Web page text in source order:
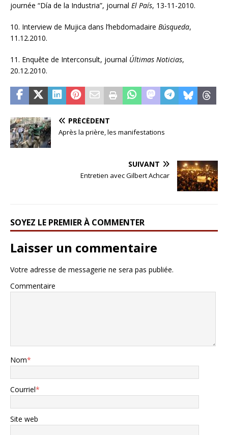
journée “Día de la Industria”, journal El País, 13-11-2010.
10. Interview de Mujica dans l’hebdomadaire Búsqueda,
11.12.2010.
11. Enquête de Interconsult, journal Últimas Noticias,
20.12.2010.
PRÉCÉDENT
Après la prière, les manifestations
SUIVANT
Entretien avec Gilbert Achcar
SOYEZ LE PREMIER À COMMENTER
Laisser un commentaire
Votre adresse de messagerie ne sera pas publiée.
Commentaire
Nom*
Courriel*
Site web